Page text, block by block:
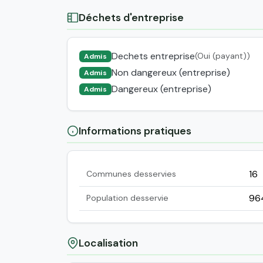
Déchets d'entreprise
Admis Dechets entreprise(Oui (payant))
Admis Non dangereux (entreprise)
Admis Dangereux (entreprise)
Informations pratiques
Communes desservies 16
Population desservie
Localisation